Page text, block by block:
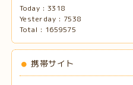
Today : 3318
Yesterday : 7538
Total : 1659575
携帯サイト